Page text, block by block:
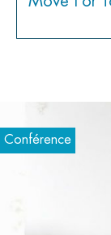
Conférence